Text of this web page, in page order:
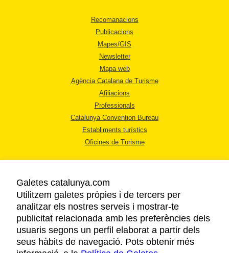
Recomanacions
Publicacions
Mapes/GIS
Newsletter
Mapa web
Agència Catalana de Turisme
Afiliacions
Professionals
Catalunya Convention Bureau
Establiments turístics
Oficines de Turisme
AVÍS LEGAL
POLÍTICA DE PRIVACITAT
COOKIES
Galetes catalunya.com
Utilitzem galetes pròpies i de tercers per
analitzar els nostres serveis i mostrar-te
publicitat relacionada amb les preferències dels
usuaris segons un perfil elaborat a partir dels
seus hàbits de navegació. Pots obtenir més